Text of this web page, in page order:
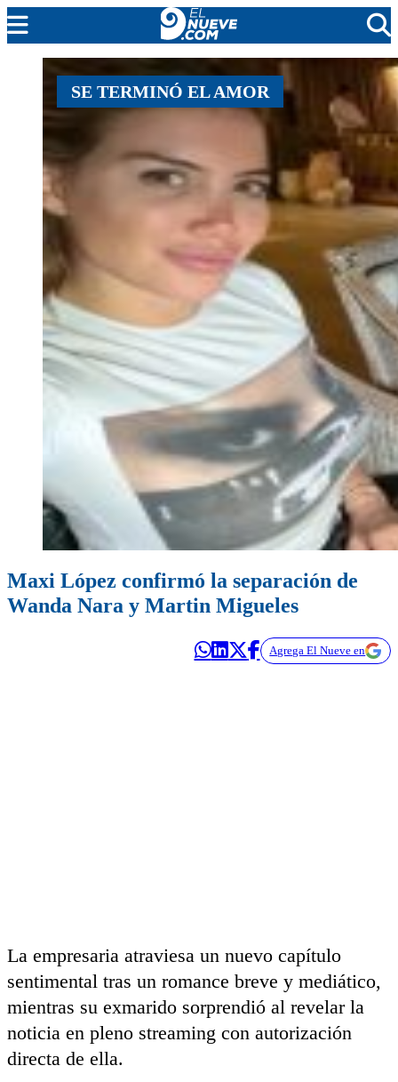
MENDOZA
CADA DÍA
NOTICIERO 9
PROTAGONISTAS
EL NUEVE STREAMS
EN VIVO
SE TERMINÓ EL AMOR
Maxi López confirmó la separación de
Wanda Nara y Martin Migueles
Agrega El Nueve en
La empresaria atraviesa un nuevo capítulo
sentimental tras un romance breve y mediático,
mientras su exmarido sorprendió al revelar la
noticia en pleno streaming con autorización
directa de ella.